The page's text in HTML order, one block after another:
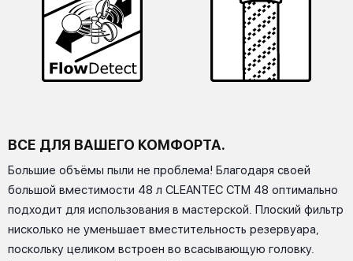
ВСЕ ДЛЯ ВАШЕГО КОМФОРТА.
Большие объёмы пыли не проблема! Благодаря своей
большой вместимости 48 л CLEANTEC CTM 48 оптимально
подходит для использования в мастерской. Плоский фильтр
нисколько не уменьшает вместительность резервуара,
поскольку целиком встроен во всасывающую головку.